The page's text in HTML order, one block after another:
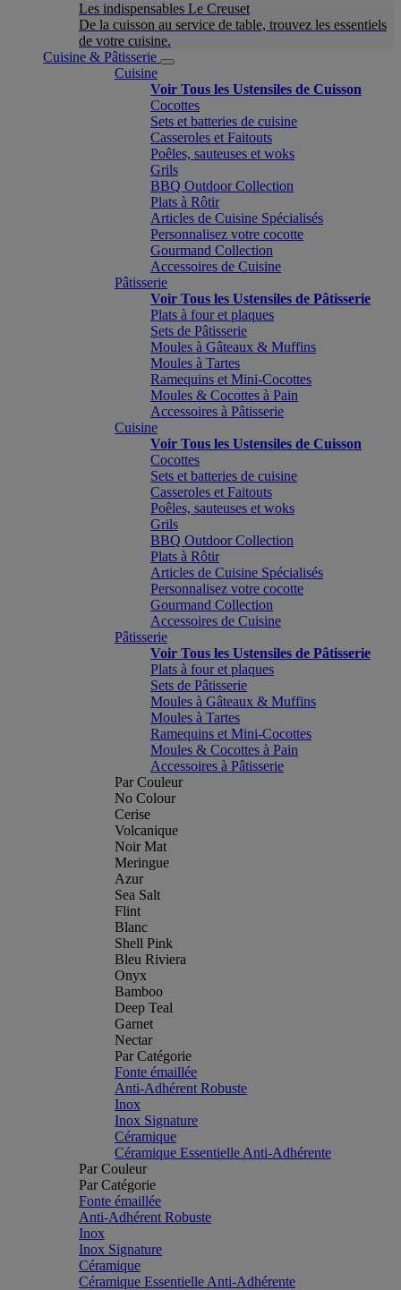
Les indispensables Le Creuset
De la cuisson au service de table, trouvez les essentiels
de votre cuisine.
Cuisine & Pâtisserie
Cuisine
Voir Tous les Ustensiles de Cuisson
Cocottes
Sets et batteries de cuisine
Casseroles et Faitouts
Poêles, sauteuses et woks
Grils
BBQ Outdoor Collection
Plats à Rôtir
Articles de Cuisine Spécialisés
Personnalisez votre cocotte
Gourmand Collection
Accessoires de Cuisine
Pâtisserie
Voir Tous les Ustensiles de Pâtisserie
Plats à four et plaques
Sets de Pâtisserie
Moules à Gâteaux & Muffins
Moules à Tartes
Ramequins et Mini-Cocottes
Moules & Cocottes à Pain
Accessoires à Pâtisserie
Cuisine
Voir Tous les Ustensiles de Cuisson
Cocottes
Sets et batteries de cuisine
Casseroles et Faitouts
Poêles, sauteuses et woks
Grils
BBQ Outdoor Collection
Plats à Rôtir
Articles de Cuisine Spécialisés
Personnalisez votre cocotte
Gourmand Collection
Accessoires de Cuisine
Pâtisserie
Voir Tous les Ustensiles de Pâtisserie
Plats à four et plaques
Sets de Pâtisserie
Moules à Gâteaux & Muffins
Moules à Tartes
Ramequins et Mini-Cocottes
Moules & Cocottes à Pain
Accessoires à Pâtisserie
Par Couleur
No Colour
Cerise
Volcanique
Noir Mat
Meringue
Azur
Sea Salt
Flint
Blanc
Shell Pink
Bleu Riviera
Onyx
Bamboo
Deep Teal
Garnet
Nectar
Par Catégorie
Fonte émaillée
Anti-Adhérent Robuste
Inox
Inox Signature
Céramique
Céramique Essentielle Anti-Adhérente
Par Couleur
Par Catégorie
Fonte émaillée
Anti-Adhérent Robuste
Inox
Inox Signature
Céramique
Céramique Essentielle Anti-Adhérente